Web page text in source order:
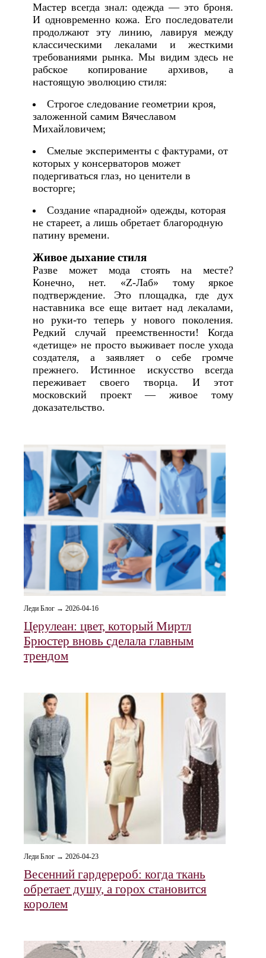
Мастер всегда знал: одежда — это броня.
И одновременно кожа. Его последователи
продолжают эту линию, лавируя между
классическими лекалами и жесткими
требованиями рынка. Мы видим здесь не
рабское копирование архивов, а
настоящую эволюцию стиля:
Строгое следование геометрии кроя,
заложенной самим Вячеславом
Михайловичем;
Смелые эксперименты с фактурами, от
которых у консерваторов может
подергиваться глаз, но ценители в
восторге;
Создание «парадной» одежды, которая
не стареет, а лишь обретает благородную
патину времени.
Живое дыхание стиля
Разве может мода стоять на месте?
Конечно, нет. «Z-Лаб» тому яркое
подтверждение. Это площадка, где дух
наставника все еще витает над лекалами,
но руки-то теперь у нового поколения.
Редкий случай преемственности! Когда
«детище» не просто выживает после ухода
создателя, а заявляет о себе громче
прежнего. Истинное искусство всегда
переживает своего творца. И этот
московский проект — живое тому
доказательство.
Леди Блог → 2026-04-16
Церулеан: цвет, который Миртл
Брюстер вновь сделала главным
трендом
Леди Блог → 2026-04-23
Весенний гардерероб: когда ткань
обретает душу, а горох становится
королем